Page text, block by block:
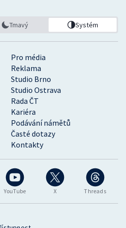
YouTube X Threads
Pro média
Reklama
Studio Brno
Studio Ostrava
Rada ČT
Kariéra
Podávání námětů
Časté dotazy
Kontakty
Tmavý Systém